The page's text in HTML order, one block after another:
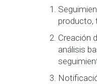
producto,
Creación
análisis